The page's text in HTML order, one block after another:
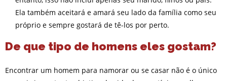
Ela também aceitará e amará seu lado da família como seu
próprio e sempre gostará de tê-los por perto.
De que tipo de homens eles gostam?
Encontrar um homem para namorar ou se casar não é o único